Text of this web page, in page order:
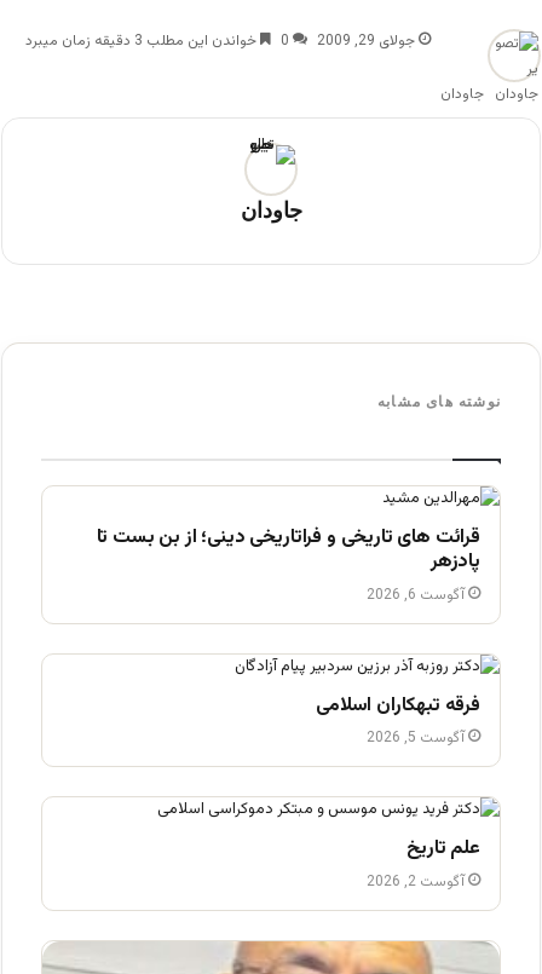
جاودان
جولای 29, 2009 0 خواندن این مطلب 3 دقیقه زمان میبرد
جاودان
نوشته های مشابه
قرائت های تاریخی و فراتاریخی دینی؛ از بن بست تا
پادزهر
آگوست 6, 2026
فرقه تبهکاران اسلامی
آگوست 5, 2026
علم تاریخ
آگوست 2, 2026